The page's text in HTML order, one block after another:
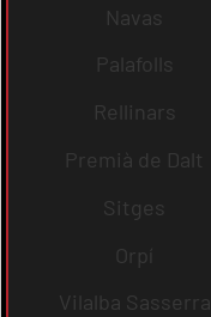
Navas
Palafolls
Rellinars
Premià de Dalt
Sitges
Orpí
Vilalba Sasserra